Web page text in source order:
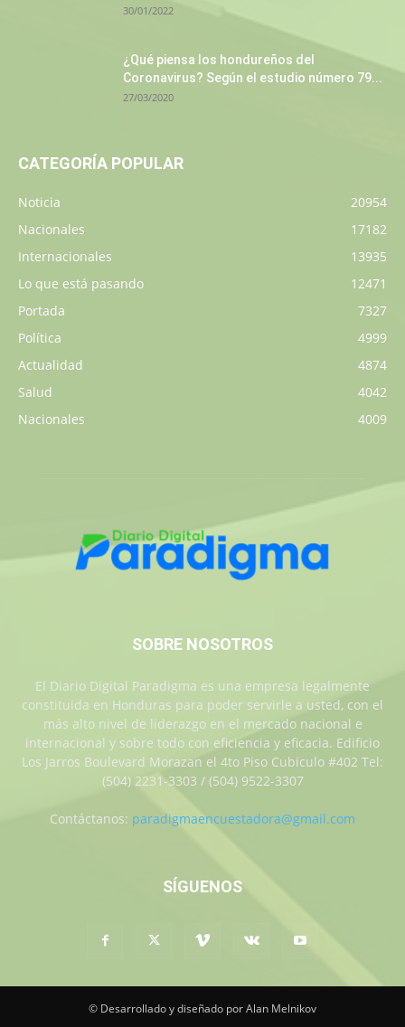
30/01/2022
¿Qué piensa los hondureños del
Coronavirus? Según el estudio número 79...
27/03/2020
CATEGORÍA POPULAR
Noticia
20954
Nacionales
17182
Internacionales
13935
Lo que está pasando
12471
Portada
7327
Política
4999
Actualidad
4874
Salud
4042
Nacionales
4009
SOBRE NOSOTROS
El Diario Digital Paradigma es una empresa legalmente
constituida en Honduras para poder servirle a usted, con el
más alto nivel de liderazgo en el mercado nacional e
internacional y sobre todo con eficiencia y eficacia. Edificio
Los Jarros Boulevard Morazan el 4to Piso Cubiculo #402 Tel:
(504) 2231-3303 / (504) 9522-3307
Contáctanos: paradigmaencuestadora@gmail.com
SÍGUENOS
© Desarrollado y diseñado por Alan Melnikov